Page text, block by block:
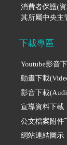
消費者保護(
其所屬中央主
下載專區
Youtube影音
動畫下載
影音下載
宣導資料下載
公文檔案附件
網站連結圖示